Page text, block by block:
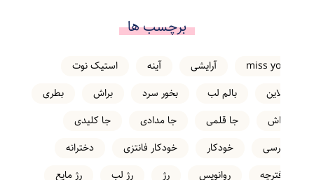
برچسب ها
miss you آرایشی آینه
استیک نوت
انلاین
بالم لب بخور سرد براش
بطری
تراش
جا قلمی جا مدادی
جا کلیدی
خرسی
خودکار خودکار فانتزی
دخترانه
دفترچه
روانویس رژ رژ لب
رژ مایع